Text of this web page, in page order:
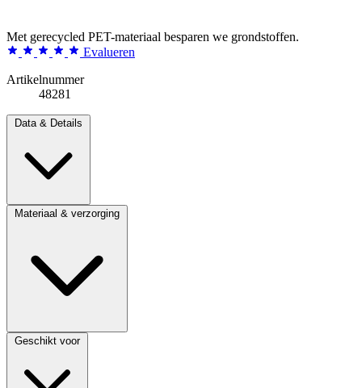
Met gerecycled PET-materiaal besparen we grondstoffen.
Evalueren
Artikelnummer
48281
Data & Details
Materiaal & verzorging
Geschikt voor